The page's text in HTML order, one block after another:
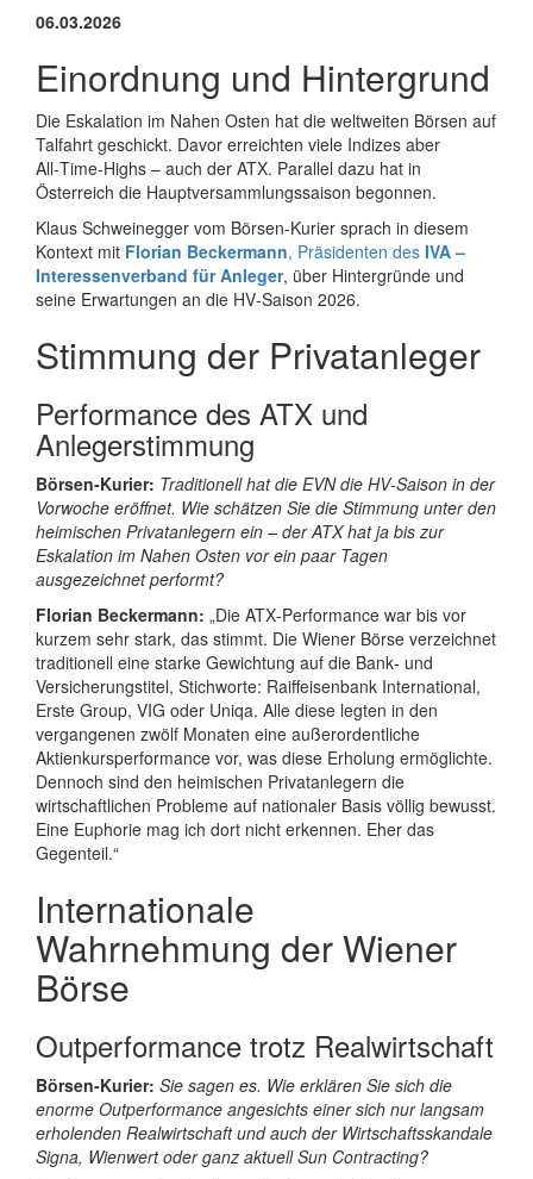
06.03.2026
Einordnung und Hintergrund
Die Eskalation im Nahen Osten hat die weltweiten Börsen auf
Talfahrt geschickt. Davor erreichten viele Indizes aber
All‑Time‑Highs – auch der ATX. Parallel dazu hat in
Österreich die Hauptversammlungssaison begonnen.
Klaus Schweinegger vom Börsen‑Kurier sprach in diesem
Kontext mit Florian Beckermann, Präsidenten des IVA –
Interessenverband für Anleger, über Hintergründe und
seine Erwartungen an die HV‑Saison 2026.
Stimmung der Privatanleger
Performance des ATX und
Anlegerstimmung
Börsen‑Kurier: Traditionell hat die EVN die HV‑Saison in der
Vorwoche eröffnet. Wie schätzen Sie die Stimmung unter den
heimischen Privatanlegern ein – der ATX hat ja bis zur
Eskalation im Nahen Osten vor ein paar Tagen
ausgezeichnet performt?
Florian Beckermann: „Die ATX‑Performance war bis vor
kurzem sehr stark, das stimmt. Die Wiener Börse verzeichnet
traditionell eine starke Gewichtung auf die Bank‑ und
Versicherungstitel, Stichworte: Raiffeisenbank International,
Erste Group, VIG oder Uniqa. Alle diese legten in den
vergangenen zwölf Monaten eine außerordentliche
Aktienkursperformance vor, was diese Erholung ermöglichte.
Dennoch sind den heimischen Privatanlegern die
wirtschaftlichen Probleme auf nationaler Basis völlig bewusst.
Eine Euphorie mag ich dort nicht erkennen. Eher das
Gegenteil.“
Internationale
Wahrnehmung der Wiener
Börse
Outperformance trotz Realwirtschaft
Börsen‑Kurier: Sie sagen es. Wie erklären Sie sich die
enorme Outperformance angesichts einer sich nur langsam
erholenden Realwirtschaft und auch der Wirtschaftsskandale
Signa, Wienwert oder ganz aktuell Sun Contracting?